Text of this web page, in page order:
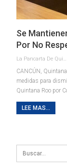
Se
Por No
La Pancarta De Quintana Roo
CANCÚN,
medidas para
Quintana Roo por
LEE MAS...